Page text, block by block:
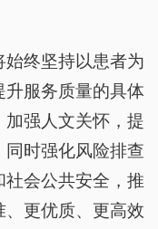
终坚持以患者为
服务质量的具体
强人文关怀，提
时强化风险排查
会公共安全，推
更优质、更高效